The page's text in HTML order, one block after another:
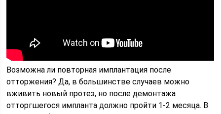
Возможна ли повторная имплантация после
отторжения? Да, в большинстве случаев можно
вживить новый протез, но после демонтажа
отторгшегося импланта должно пройти 1-2 месяца. В